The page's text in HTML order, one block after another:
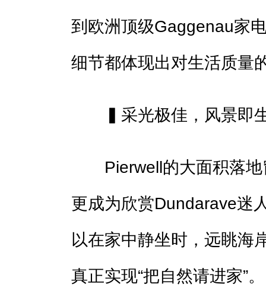
到欧洲顶级Gaggenau家
细节都体现出对生活质量
▍采光极佳，风景即
Pierwell的大面积落地
更成为欣赏Dundarave迷
以在家中静坐时，远眺海
真正实现“把自然请进家”。